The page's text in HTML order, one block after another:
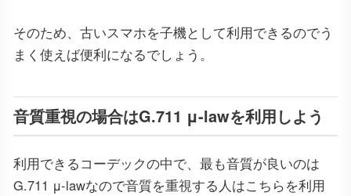
そのため、古いスマホを子機として利用できるのでう
まく使えば便利になるでしょう。
音質重視の場合はG.711 μ-lawを利用しよう
利用できるコーデックの中で、最も音質が良いのは
G.711 μ-lawなので音質を重視する人はこちらを利用